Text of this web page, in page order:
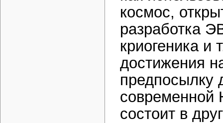
космос,
разработка
криогеника и
достижения
предпосылку
современной
состоит в